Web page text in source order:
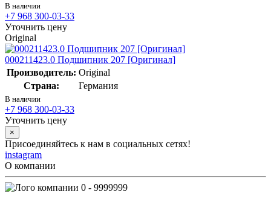
В наличии
+7 968 300-03-33
Уточнить цену
Original
000211423.0 Подшипник 207 [Оригинал]
Производитель: Original
Страна:
Германия
В наличии
+7 968 300-03-33
Уточнить цену
×
Присоединяйтесь к нам в социальных сетях!
instagram
О компании
0 - 9999999